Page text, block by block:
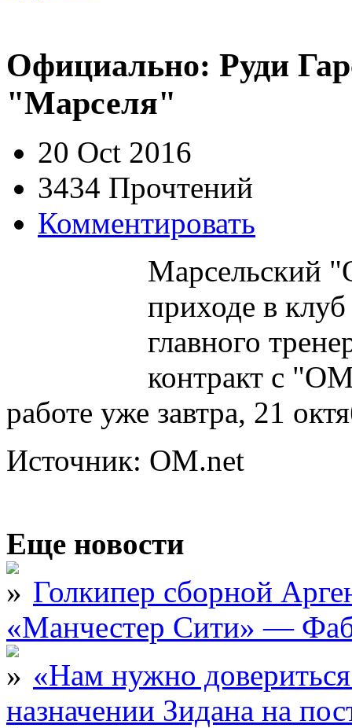
Официально: Руди
"Марселя"
20 Oct 2016
3434 Прочтений
Комментировать
Марсельский
приходе в
главного
контракт с
работе уже завтра, 21
Источник: OM.net
Еще новости
Голкипер сборной
«Манчестер Сити» —
«Нам нужно
назначении Зидана на